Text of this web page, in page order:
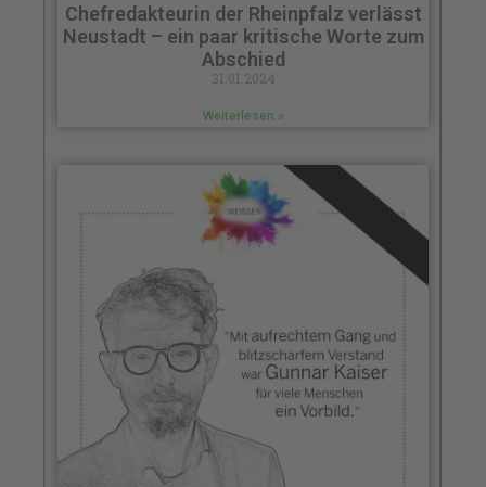
Chefredakteurin der Rheinpfalz verlässt
Neustadt – ein paar kritische Worte zum
Abschied
31.01.2024
Weiterlesen »